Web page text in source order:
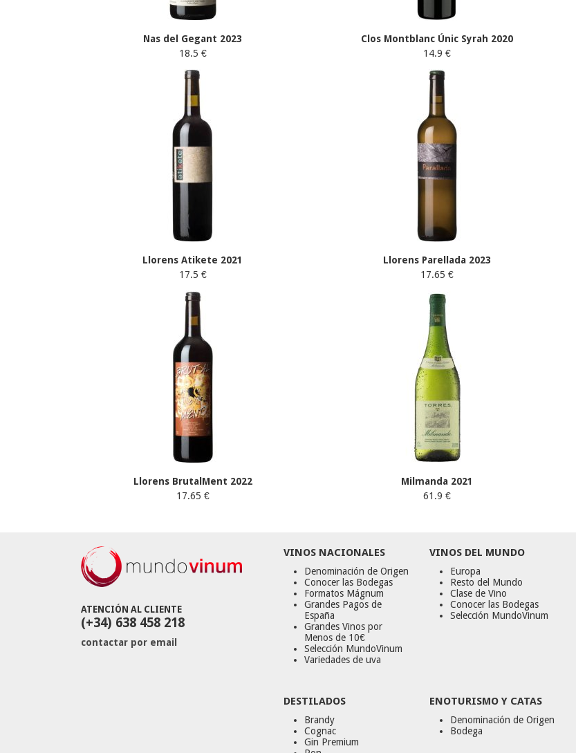
Nas del Gegant 2023
18.5 €
Clos Montblanc Únic Syrah 2020
14.9 €
Llorens Atikete 2021
17.5 €
Llorens Parellada 2023
17.65 €
Llorens BrutalMent 2022
17.65 €
Milmanda 2021
61.9 €
ATENCIÓN AL CLIENTE
(+34) 638 458 218
contactar por email
VINOS NACIONALES
Denominación de Origen
Conocer las Bodegas
Formatos Mágnum
Grandes Pagos de
España
Grandes Vinos por
Menos de 10€
Selección MundoVinum
Variedades de uva
VINOS DEL MUNDO
Europa
Resto del Mundo
Clase de Vino
Conocer las Bodegas
Selección MundoVinum
DESTILADOS
Brandy
Cognac
Gin Premium
ENOTURISMO Y CATAS
Denominación de Origen
Bodega